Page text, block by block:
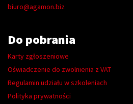
biuro@agamon.biz
Do pobrania
Karty zgłoszeniowe
Oświadczenie do zwolnienia z VAT
Regulamin udziału w szkoleniach
Polityka prywatności